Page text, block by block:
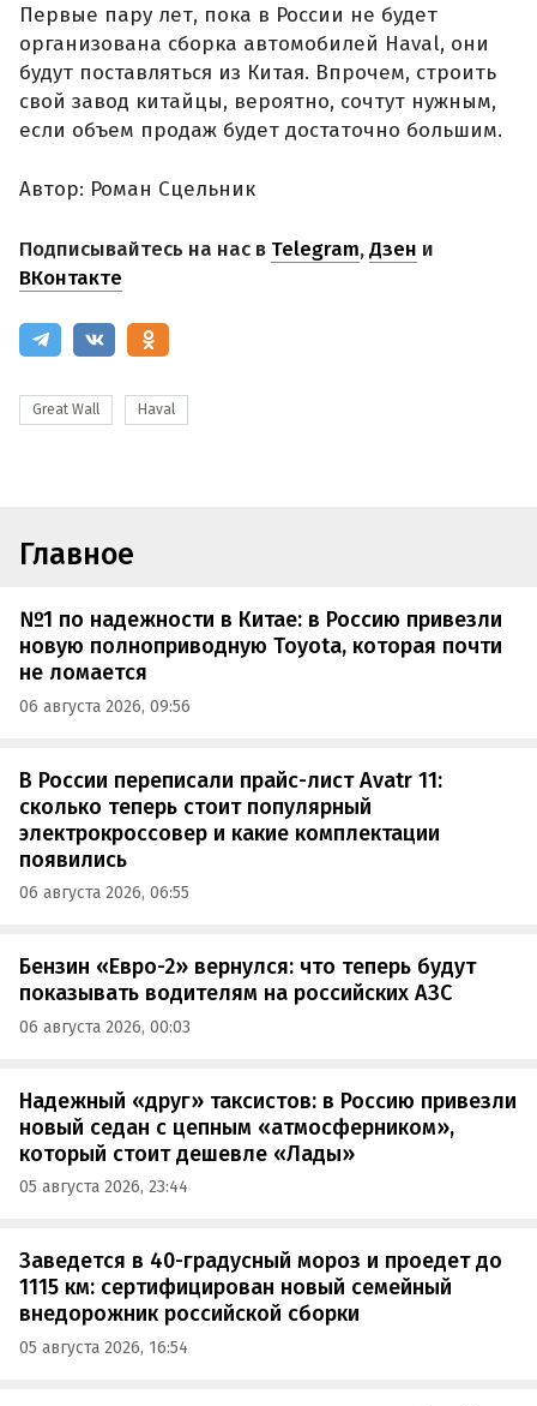
Первые пару лет, пока в России не будет
организована сборка автомобилей Haval, они
будут поставляться из Китая. Впрочем, строить
свой завод китайцы, вероятно, сочтут нужным,
если объем продаж будет достаточно большим.
Автор: Роман Сцельник
Подписывайтесь на нас в Telegram,Дзен и
ВКонтакте
Great Wall Haval
Главное
№1 по надежности в Китае: в Россию привезли
новую полноприводную Toyota, которая почти
не ломается
06 августа 2026, 09:56
В России переписали прайс-лист Avatr 11:
сколько теперь стоит популярный
электрокроссовер и какие комплектации
появились
06 августа 2026, 06:55
Бензин «Евро-2» вернулся: что теперь будут
показывать водителям на российских АЗС
06 августа 2026, 00:03
Надежный «друг» таксистов: в Россию привезли
новый седан с цепным «атмосферником»,
который стоит дешевле «Лады»
05 августа 2026, 23:44
Заведется в 40-градусный мороз и проедет до
1115 км: сертифицирован новый семейный
внедорожник российской сборки
05 августа 2026, 16:54